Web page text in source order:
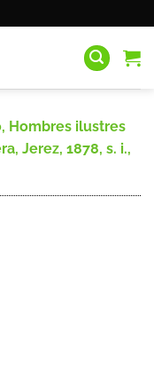
Hombres ilustres
Jerez, 1878, s. i.,